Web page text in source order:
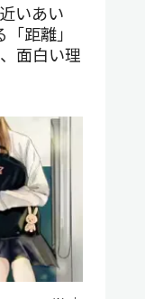
いあい
距離」
面白い理